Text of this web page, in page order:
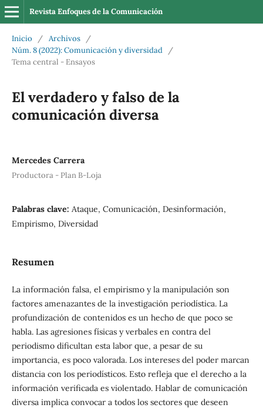
Revista Enfoques de la Comunicación
Inicio / Archivos
/
Núm. 8 (2022): Comunicación y diversidad
/
Tema central - Ensayos
El verdadero y falso de la
comunicación diversa
Mercedes Carrera
Productora - Plan B-Loja
Palabras clave: Ataque, Comunicación, Desinformación,
Empirismo, Diversidad
Resumen
La información falsa, el empirismo y la manipulación son
factores amenazantes de la investigación periodística. La
profundización de contenidos es un hecho de que poco se
habla. Las agresiones físicas y verbales en contra del
periodismo dificultan esta labor que, a pesar de su
importancia, es poco valorada. Los intereses del poder marcan
distancia con los periodísticos. Esto refleja que el derecho a la
información verificada es violentado. Hablar de comunicación
diversa implica convocar a todos los sectores que deseen